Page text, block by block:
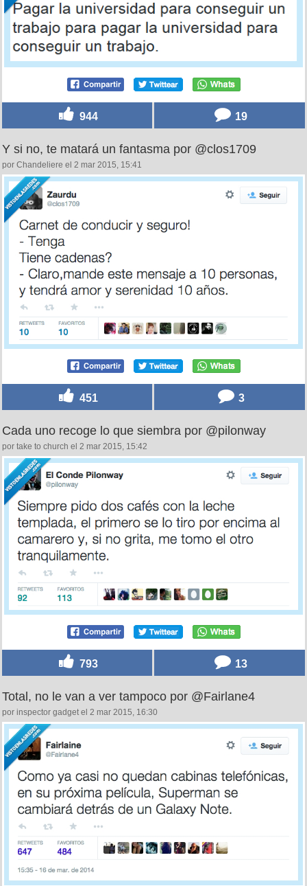
944 19
Y si no, te matará un fantasma por @clos1709
por Chandeliere el 2 mar 2015, 15:41
451 3
Cada uno recoge lo que siembra por @pilonway
por take to church el 2 mar 2015, 15:42
793 13
Total, no le van a ver tampoco por @Fairlane4
por inspector gadget el 2 mar 2015, 16:30